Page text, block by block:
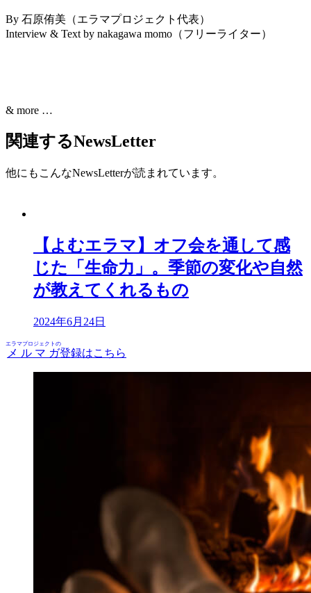
By 石原侑美（エラマプロジェクト代表）
Interview & Text by nakagawa momo（フリーライター）
& more …
関連するNewsLetter
他にもこんなNewsLetterが読まれています。
【よむエラマ】オフ会を通して感
じた「生命力」。季節の変化や自然
が教えてくれるもの
2024年6月24日
メルマガ
エラマプロジェクトの
登録はこちら